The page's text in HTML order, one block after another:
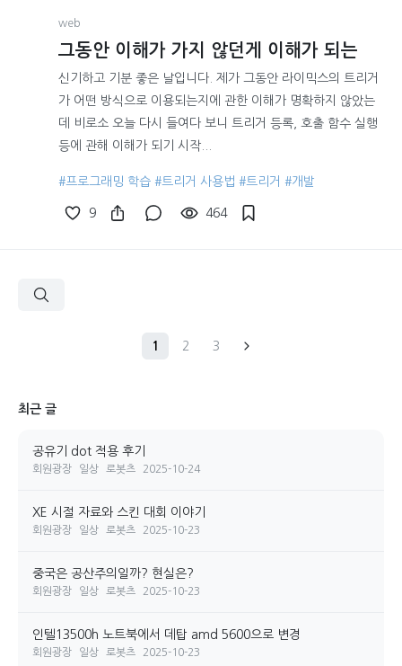
web
그동안 이해가 가지 않던게 이해가 되는
신기하고 기분 좋은 날입니다. 제가 그동안 라이믹스의 트리거
가 어떤 방식으로 이용되는지에 관한 이해가 명확하지 않았는
데 비로소 오늘 다시 들여다 보니 트리거 등록, 호출 함수 실행
등에 관해 이해가 되기 시작...
#프로그래밍 학습 #트리거 사용법 #트리거 #개발
9 464
1 2 3
최근 글
공유기 dot 적용 후기
회원광장 일상 로봇츠 2025-10-24
XE 시절 자료와 스킨 대회 이야기
회원광장 일상 로봇츠 2025-10-23
중국은 공산주의일까? 현실은?
회원광장 일상 로봇츠 2025-10-23
인텔13500h 노트북에서 데탑 amd 5600으로 변경
회원광장 일상 로봇츠 2025-10-23